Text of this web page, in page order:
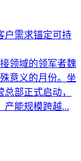
户需求锚定可持
领域的领军者魏
意义的月份。坐
部正式启动，
产能规模跨越...